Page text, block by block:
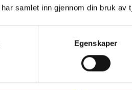
samlet inn gjennom din bruk av
Egenskaper
Bruk produktet forsvarlig og